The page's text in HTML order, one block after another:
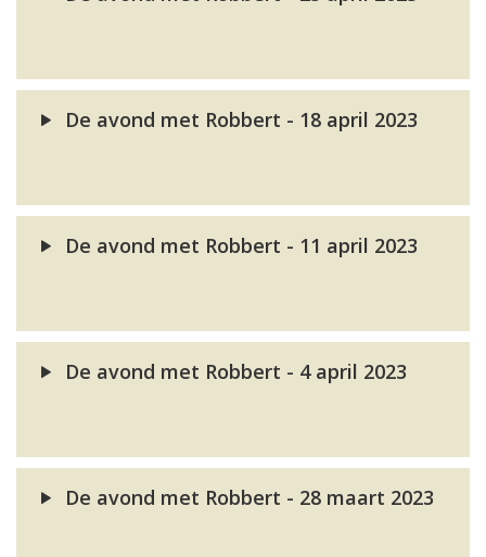
De avond met Robbert - 18 april 2023
De avond met Robbert - 11 april 2023
De avond met Robbert - 4 april 2023
De avond met Robbert - 28 maart 2023